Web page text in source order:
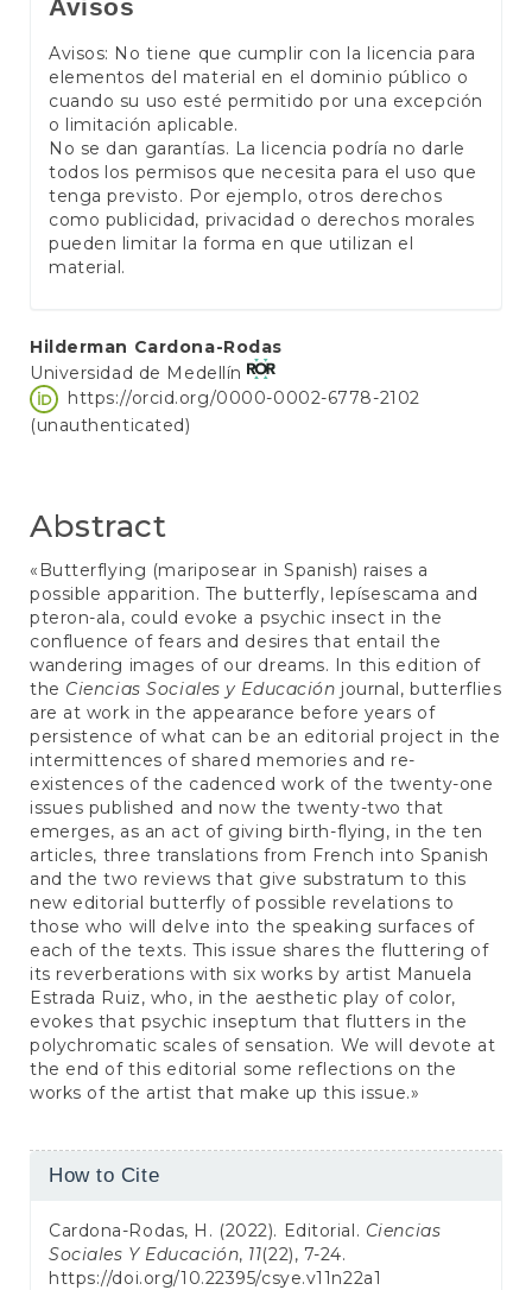
Avisos
Avisos: No tiene que cumplir con la licencia para
elementos del material en el dominio público o
cuando su uso esté permitido por una excepción
o limitación aplicable.
No se dan garantías. La licencia podría no darle
todos los permisos que necesita para el uso que
tenga previsto. Por ejemplo, otros derechos
como publicidad, privacidad o derechos morales
pueden limitar la forma en que utilizan el
material.
Main
Article
Content
Hilderman Cardona-Rodas
Universidad de Medellín
https://orcid.org/0000-0002-6778-2102
(unauthenticated)
Abstract
«Butterflying (mariposear in Spanish) raises a
possible apparition. The butterfly, lepísescama and
pteron-ala, could evoke a psychic insect in the
confluence of fears and desires that entail the
wandering images of our dreams. In this edition of
the Ciencias Sociales y Educación journal, butterflies
are at work in the appearance before years of
persistence of what can be an editorial project in the
intermittences of shared memories and re-
existences of the cadenced work of the twenty-one
issues published and now the twenty-two that
emerges, as an act of giving birth-flying, in the ten
articles, three translations from French into Spanish
and the two reviews that give substratum to this
new editorial butterfly of possible revelations to
those who will delve into the speaking surfaces of
each of the texts. This issue shares the fluttering of
its reverberations with six works by artist Manuela
Estrada Ruiz, who, in the aesthetic play of color,
evokes that psychic inseptum that flutters in the
polychromatic scales of sensation. We will devote at
the end of this editorial some reflections on the
works of the artist that make up this issue.»
Article
How to Cite
Cardona-Rodas, H. (2022). Editorial. Ciencias
Sociales Y Educación, 11(22), 7-24.
https://doi.org/10.22395/csye.v11n22a1